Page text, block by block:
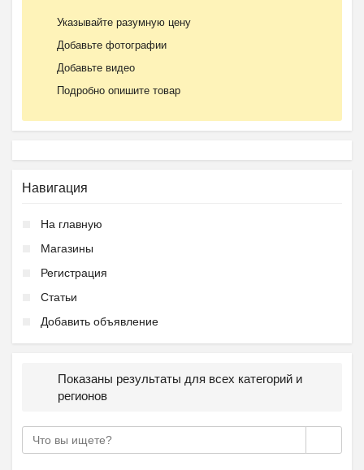
27 000Пятигорск
Частная школа ОБРАЗОВА...
₽37 000Пятигорск
Указывайте разумную цену
Добавьте фотографии
Добавьте видео
Подробно опишите товар
Навигация
На главную
Магазины
Регистрация
Статьи
Добавить объявление
Показаны результаты для всех категорий и
регионов